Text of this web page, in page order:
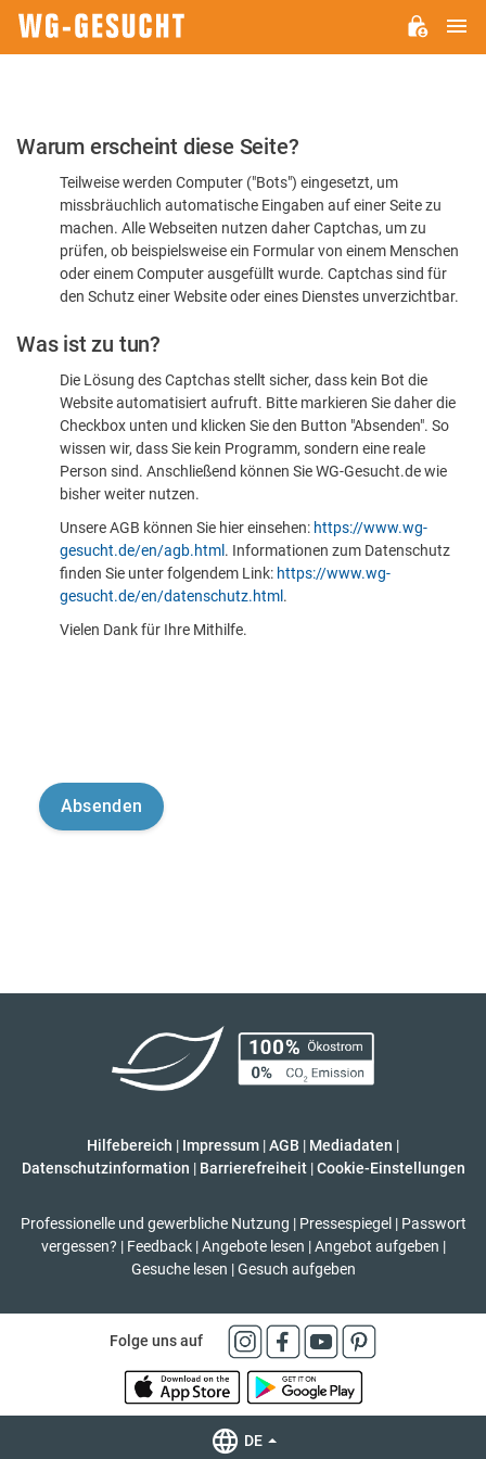
Bitte
dass
sind
Warum erscheint diese Seite?
Teilweise werden Computer ("Bots") eingesetzt, um
missbräuchlich automatische Eingaben auf einer Seite zu
machen. Alle Webseiten nutzen daher Captchas, um zu
prüfen, ob beispielsweise ein Formular von einem Menschen
oder einem Computer ausgefüllt wurde. Captchas sind für
den Schutz einer Website oder eines Dienstes unverzichtbar.
Was ist zu tun?
Die Lösung des Captchas stellt sicher, dass kein Bot die
Website automatisiert aufruft. Bitte markieren Sie daher die
Checkbox unten und klicken Sie den Button "Absenden". So
wissen wir, dass Sie kein Programm, sondern eine reale
Person sind. Anschließend können Sie WG-Gesucht.de wie
bisher weiter nutzen.
Unsere AGB können Sie hier einsehen: https://www.wg-
gesucht.de/en/agb.html . Informationen zum Datenschutz
finden Sie unter folgendem Link: https://www.wg-
gesucht.de/en/datenschutz.html .
Vielen Dank für Ihre Mithilfe.
Hilfebereich | Impressum |AGB | Mediadaten |
Datenschutzinformation | Barrierefreiheit | Cookie-Einstellungen
Professionelle und gewerbliche Nutzung | Pressespiegel | Passwort
vergessen? | Feedback | Angebote lesen | Angebot aufgeben |
Gesuche lesen | Gesuch aufgeben
Folge uns auf
DE